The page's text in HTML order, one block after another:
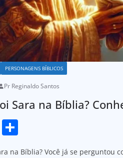
PERSONAGENS BÍBLICOS
Pr Reginaldo Santos
Sara na Bíblia?
F
h
na Bíblia? Você já se perguntou